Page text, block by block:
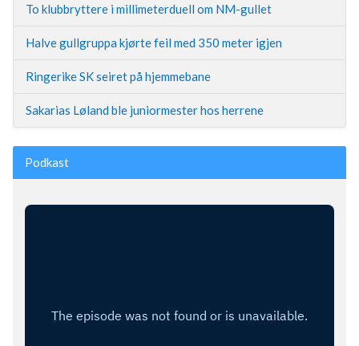
To klubbryttere i millimeterduell om NM-gullet
Halve gullgruppa kjørte feil med 350 meter igjen
Ringerike SK seiret på hjemmebane
Sakarias Løland ble juniormester hos herrene
Podkast